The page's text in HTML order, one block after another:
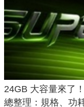
24GB 大容量來了
總整理：規格、功